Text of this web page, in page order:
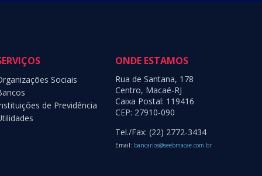
Sociais
de Previdência
ONDE ESTAMOS
Rua de Santana, 178
Centro, Macaé-RJ
Caixa Postal: 119416
CEP: 27910-090
Tel./Fax: (22) 2772-3434
Email: bancarios@seebmacae.com.br